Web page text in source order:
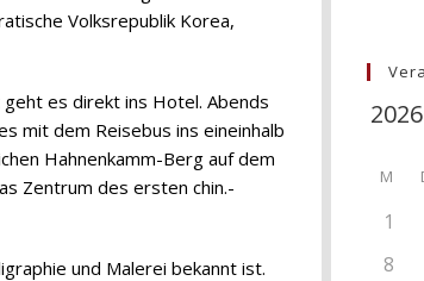
Volksrepublik Korea,
geht es direkt ins Hotel. Abends
mit dem Reisebus ins eineinhalb
Hahnenkamm-Berg auf dem
Zentrum des ersten chin.-
und Malerei bekannt ist.
M
1
8